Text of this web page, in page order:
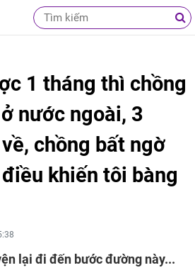
1 tháng thì chồng
nước ngoài, 3
chồng bất ngờ
khiến tôi bàng
lại đi đến bước đường này...